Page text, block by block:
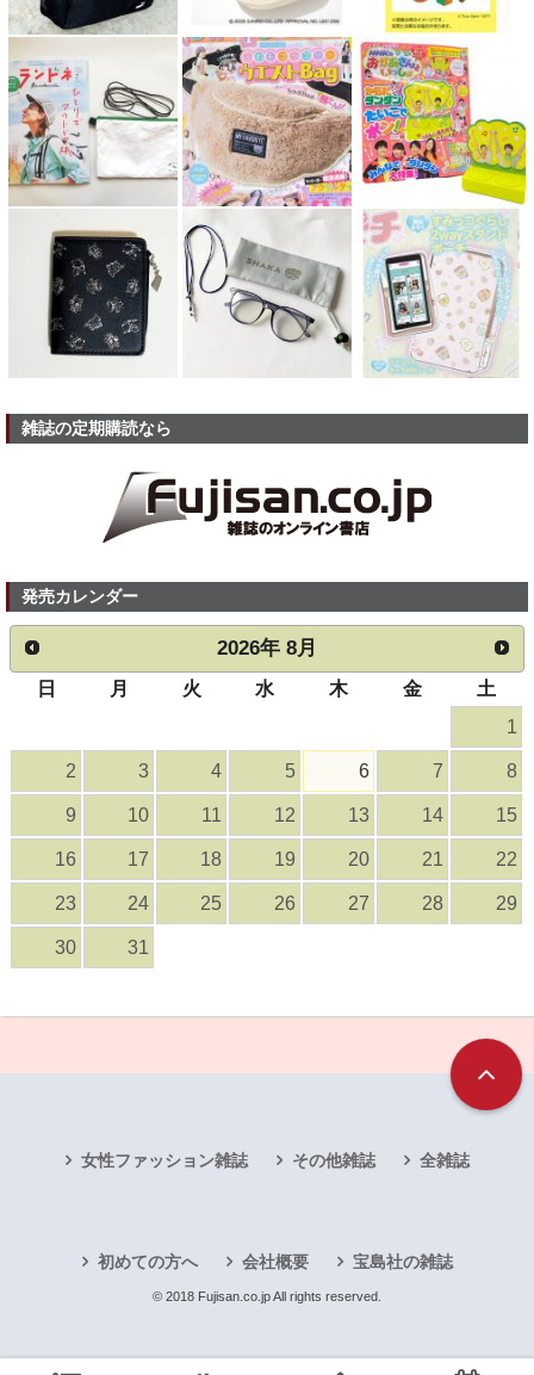
雑誌の定期購読なら
発売カレンダー
2026年 8月
日 月 火 水 木 金
土
1
2 3 4 5 6 7 8
9 10 11 12 13 14 15
16 17 18 19 20 21 22
23 24 25 26 27 28 29
30 31
女性ファッション雑誌 その他雑誌 全雑誌
初めての方へ 会社概要 宝島社の雑誌
© 2018 Fujisan.co.jp All rights reserved.